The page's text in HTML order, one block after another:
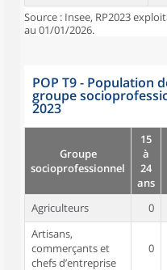
Source : Insee, RP2023
au 01/01/2026.
POP T9 - Population
groupe
2023
Groupe
socioprofessionnel
15
à
24
ans
Agriculteurs 0
Artisans,
commerçants et
chefs d’entreprise
0